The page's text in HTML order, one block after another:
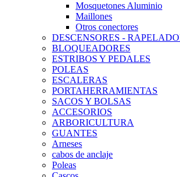
Mosquetones Aluminio
Maillones
Otros conectores
DESCENSORES -
BLOQUEADORES
ESTRIBOS Y PEDALES
POLEAS
ESCALERAS
PORTAHERRAMIENTAS
SACOS Y BOLSAS
ACCESORIOS
ARBORICULTURA
GUANTES
Arneses
cabos de anclaje
Poleas